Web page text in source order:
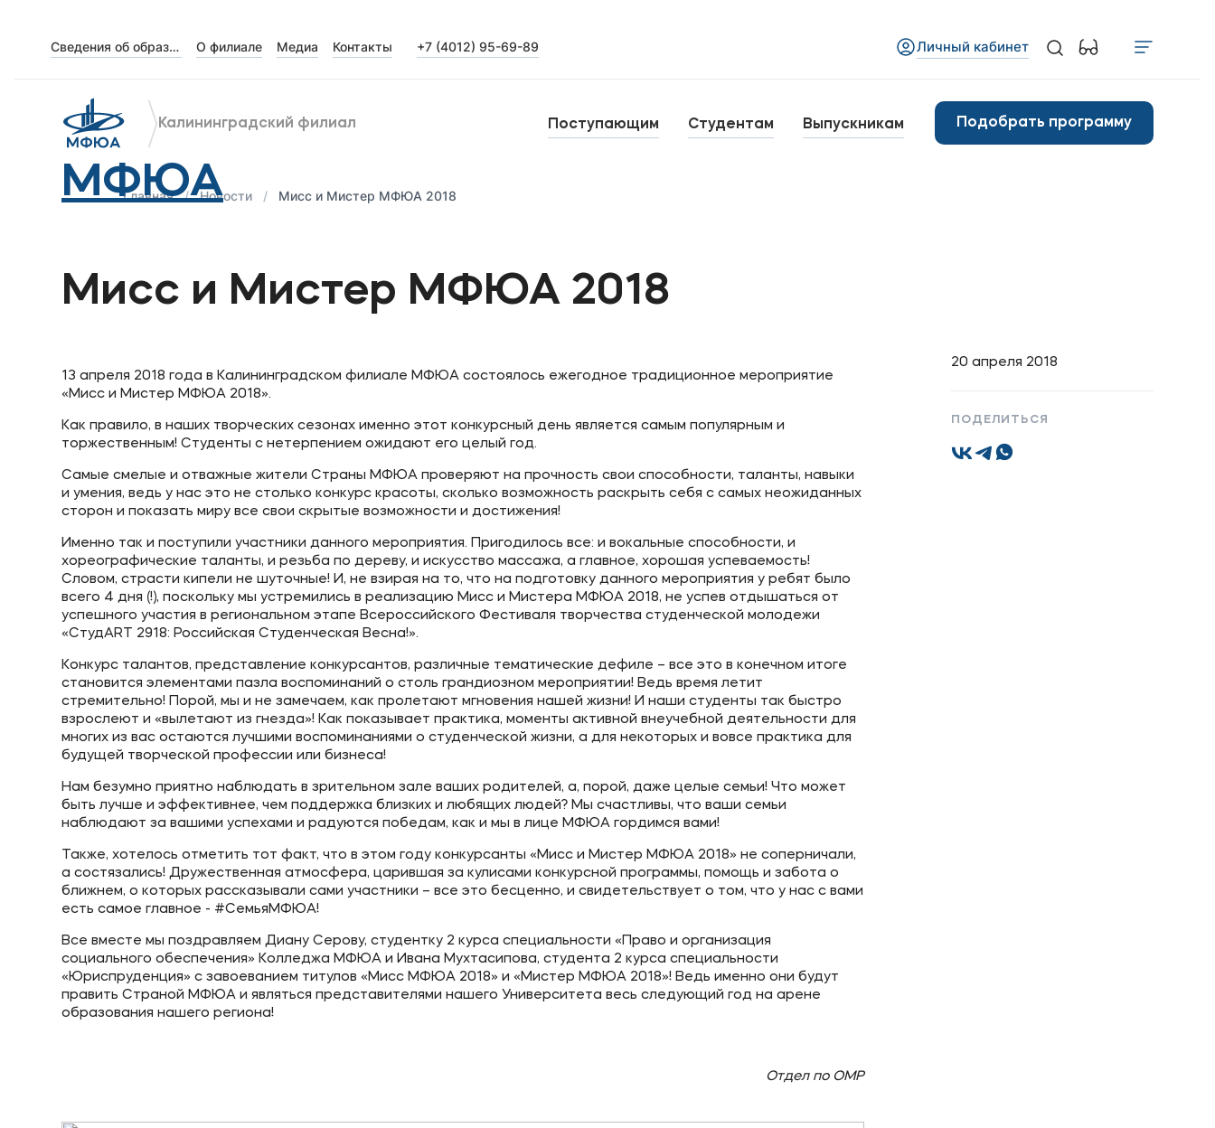
Сведения об образовательной организации О филиале Медиа Контакты +7 (4012) 95-69-89 Личный кабинет
МФЮА
Калининградский филиал Поступающим Студентам Выпускникам Подобрать программу
Лицензии и документы
Сведения об образовательной организации
Абитуриенту
Абитуриентам Дополнительное профессиональное образование
Приемная комиссия
+7 (495) 221-10-01
Полезное
Об образовательной организации
Подобрать программу
Главная Новости Мисс и Мистер МФЮА 2018
Мисс и Мистер МФЮА 2018
20 апреля 2018
ПОДЕЛИТЬСЯ
13 апреля 2018 года в Калининградском филиале МФЮА состоялось ежегодное традиционное мероприятие
«Мисс и Мистер МФЮА 2018».
Как правило, в наших творческих сезонах именно этот конкурсный день является самым популярным и
торжественным! Студенты с нетерпением ожидают его целый год.
Самые смелые и отважные жители Страны МФЮА проверяют на прочность свои способности, таланты, навыки
и умения, ведь у нас это не столько конкурс красоты, сколько возможность раскрыть себя с самых неожиданных
сторон и показать миру все свои скрытые возможности и достижения!
Именно так и поступили участники данного мероприятия. Пригодилось все: и вокальные способности, и
хореографические таланты, и резьба по дереву, и искусство массажа, а главное, хорошая успеваемость!
Словом, страсти кипели не шуточные! И, не взирая на то, что на подготовку данного мероприятия у ребят было
всего 4 дня (!), поскольку мы устремились в реализацию Мисс и Мистера МФЮА 2018, не успев отдышаться от
успешного участия в региональном этапе Всероссийского Фестиваля творчества студенческой молодежи
«СтудART 2918: Российская Студенческая Весна!».
Конкурс талантов, представление конкурсантов, различные тематические дефиле – все это в конечном итоге
становится элементами пазла воспоминаний о столь грандиозном мероприятии! Ведь время летит
стремительно! Порой, мы и не замечаем, как пролетают мгновения нашей жизни! И наши студенты так быстро
взрослеют и «вылетают из гнезда»! Как показывает практика, моменты активной внеучебной деятельности для
многих из вас остаются лучшими воспоминаниями о студенческой жизни, а для некоторых и вовсе практика для
будущей творческой профессии или бизнеса!
Нам безумно приятно наблюдать в зрительном зале ваших родителей, а, порой, даже целые семьи! Что может
быть лучше и эффективнее, чем поддержка близких и любящих людей? Мы счастливы, что ваши семьи
наблюдают за вашими успехами и радуются победам, как и мы в лице МФЮА гордимся вами!
Также, хотелось отметить тот факт, что в этом году конкурсанты «Мисс и Мистер МФЮА 2018» не соперничали,
а состязались! Дружественная атмосфера, царившая за кулисами конкурсной программы, помощь и забота о
ближнем, о которых рассказывали сами участники – все это бесценно, и свидетельствует о том, что у нас с вами
есть самое главное - #СемьяМФЮА!
Все вместе мы поздравляем Диану Серову, студентку 2 курса специальности «Право и организация
социального обеспечения» Колледжа МФЮА и Ивана Мухтасипова, студента 2 курса специальности
«Юриспруденция» с завоеванием титулов «Мисс МФЮА 2018» и «Мистер МФЮА 2018»! Ведь именно они будут
править Страной МФЮА и являться представителями нашего Университета весь следующий год на арене
образования нашего региона!
Отдел по ОМР